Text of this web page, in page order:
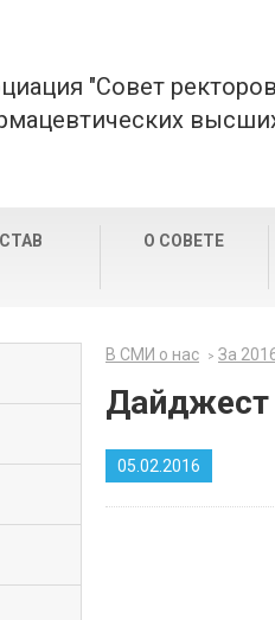
"Совет
О СОВЕТЕ
В СМИ о нас За
Дайджест
05.02.2016